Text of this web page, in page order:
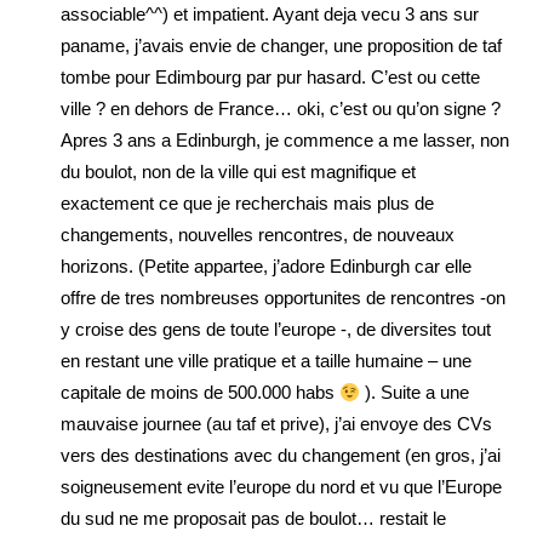
associable^^) et impatient. Ayant deja vecu 3 ans sur
paname, j’avais envie de changer, une proposition de taf
tombe pour Edimbourg par pur hasard. C’est ou cette
ville ? en dehors de France… oki, c’est ou qu’on signe ?
Apres 3 ans a Edinburgh, je commence a me lasser, non
du boulot, non de la ville qui est magnifique et
exactement ce que je recherchais mais plus de
changements, nouvelles rencontres, de nouveaux
horizons. (Petite appartee, j’adore Edinburgh car elle
offre de tres nombreuses opportunites de rencontres -on
y croise des gens de toute l’europe -, de diversites tout
en restant une ville pratique et a taille humaine – une
capitale de moins de 500.000 habs
). Suite a une
mauvaise journee (au taf et prive), j’ai envoye des CVs
vers des destinations avec du changement (en gros, j’ai
soigneusement evite l’europe du nord et vu que l’Europe
du sud ne me proposait pas de boulot… restait le